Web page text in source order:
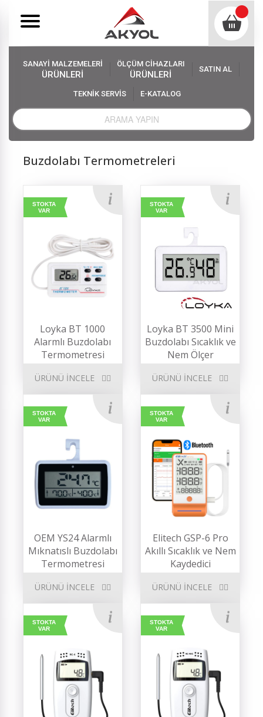
SANAYİ MALZEMELERİ
ÜRÜNLERİ
ÖLÇÜM CİHAZLARI
ÜRÜNLERİ
SATIN AL
TEKNİK SERVİS E-KATALOG
Akyol Ölçüm Cihazları
Termometre Çeşitleri
Buzdolabı Termometreleri
STOKTA
VAR
Loyka BT 1000
Alarmlı Buzdolabı
Termometresi
ÜRÜNÜ İNCELE
STOKTA
VAR
Loyka BT 3500 Mini
Buzdolabı Sıcaklık ve
Nem Ölçer
ÜRÜNÜ İNCELE
STOKTA
VAR
OEM YS24 Alarmlı
Mıknatıslı Buzdolabı
Termometresi
ÜRÜNÜ İNCELE
STOKTA
VAR
Elitech GSP-6 Pro
Akıllı Sıcaklık ve Nem
Kaydedici
ÜRÜNÜ İNCELE
STOKTA
VAR
STOKTA
VAR